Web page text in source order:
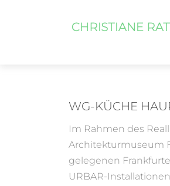
WG-KÜCHE
Im Rahmen des
Architekturmuseum
gelegenen
URBAR-